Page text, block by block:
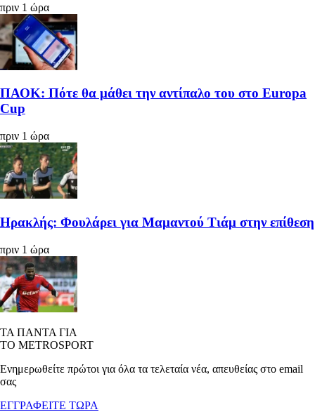
πριν 1 ώρα
ΠΑΟΚ: Πότε θα μάθει την αντίπαλο του στο Europa
Cup
πριν 1 ώρα
Ηρακλής: Φουλάρει για Μαμαντού Τιάμ στην επίθεση
πριν 1 ώρα
ΤΑ ΠΑΝΤΑ ΓΙΑ
ΤΟ METROSPORT
Ενημερωθείτε πρώτοι για όλα τα τελεταία νέα, απευθείας στο email
σας
ΕΓΓΡΑΦΕΙΤΕ ΤΩΡΑ